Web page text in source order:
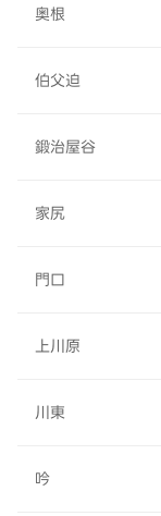
奥根
伯父迫
鍛治屋谷
家尻
門口
上川原
川東
吟